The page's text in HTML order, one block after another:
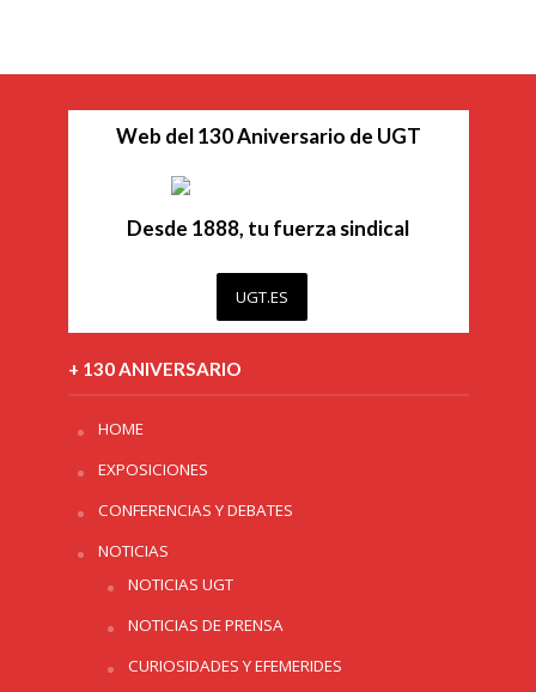
Web del 130 Aniversario de UGT
Desde 1888, tu fuerza sindical
UGT.ES
+ 130 ANIVERSARIO
HOME
EXPOSICIONES
CONFERENCIAS Y DEBATES
NOTICIAS
NOTICIAS UGT
NOTICIAS DE PRENSA
CURIOSIDADES Y EFEMERIDES